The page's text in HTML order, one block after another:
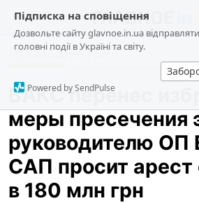
Підписка на сповіщення
Дозвольте сайту glavnoe.in.ua
головні події в Україні та світу.
Powered by SendPulse
новости
о проекте
техно
Происшествия
ВАКС перенес
меры пресечения
руководителю
САП просит арест
в 180 млн грн